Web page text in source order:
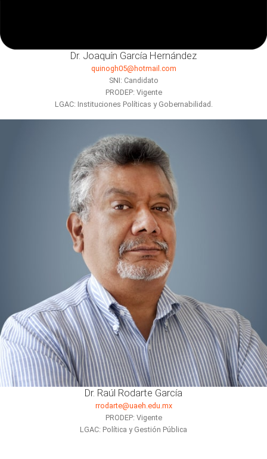
Dr. Joaquín García Hernández
quinogh05@hotmail.com
SNI: Candidato
PRODEP: Vigente
LGAC: Instituciones Políticas y Gobernabilidad.
Dr. Raúl Rodarte García
rrodarte@uaeh.edu.mx
PRODEP: Vigente
LGAC: Política y Gestión Pública